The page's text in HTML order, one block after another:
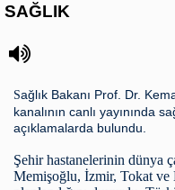
SAĞLIK
Sağlık Bakanı Prof. Dr.
kanalının canlı yayınında
açıklamalarda bulundu.
Şehir hastanelerinin dünya
Memişoğlu, İzmir, Tokat ve